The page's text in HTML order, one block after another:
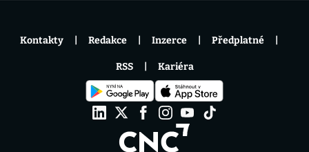
Kontakty Redakce Inzerce Předplatné
RSS Kariéra